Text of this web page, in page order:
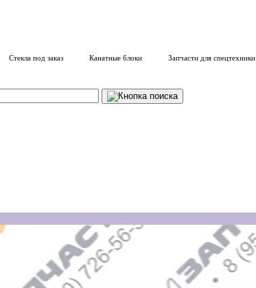
Стекла под заказ Канатные блоки Запчасти для спецтехники